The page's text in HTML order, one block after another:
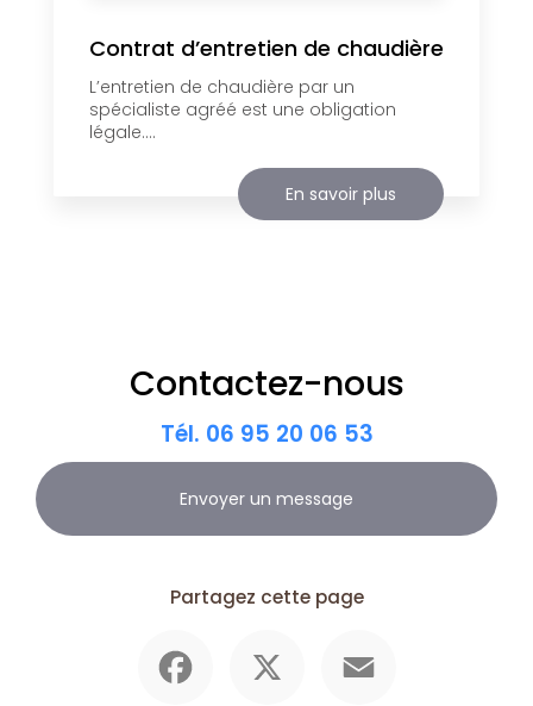
Contrat d’entretien de chaudière
L’entretien de chaudière par un
spécialiste agréé est une obligation
légale....
En savoir plus
Contactez-nous
Tél. 06 95 20 06 53
Envoyer un message
Partagez cette page